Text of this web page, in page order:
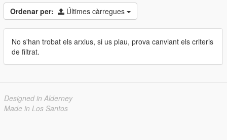
Ordenar per: Últimes càrregues
No s'han trobat els arxius, si us plau, prova canviant els criteris
de filtrat.
Designed in Alderney
Made in Los Santos